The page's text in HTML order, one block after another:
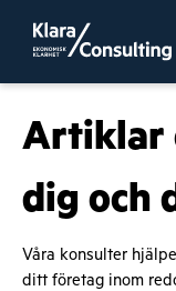
Artiklar
dig och
Våra konsulter
ditt företag inom